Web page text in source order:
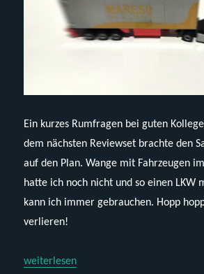
Ein kurzes Rumfragen bei guten
dem nächsten Reviewset brachte den
auf den Plan. Wange mit Fahrzeugen
hatte ich noch nicht und so einen LKW
kann ich immer gebrauchen. Hopp
verlieren!
„Wange 4971 – Container Truck“
weiterlesen